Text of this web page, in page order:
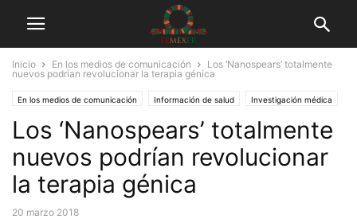
Inicio En los medios de comunicación
Los ‘Nanospears’ totalmente
nuevos podrían revolucionar la terapia génica
En los medios de comunicación Información de salud Investigación médica
Los ‘Nanospears’ totalmente
nuevos podrían revolucionar
la terapia génica
20 marzo 2018